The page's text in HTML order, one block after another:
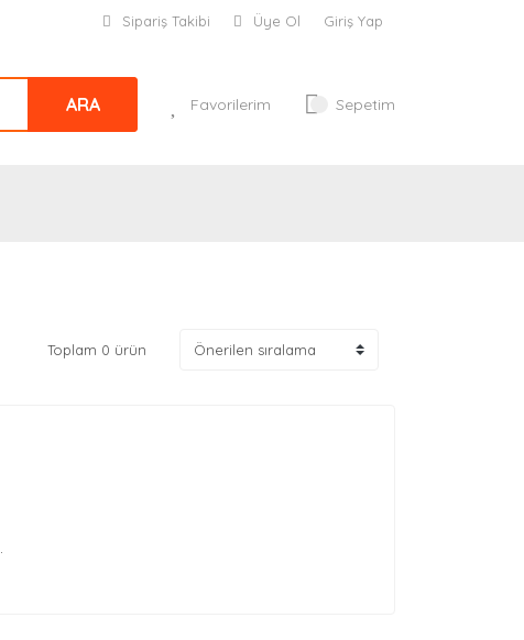
Sipariş Takibi Üye Ol Giriş Yap
ARA Favorilerim Sepetim
Toplam 0 ürün